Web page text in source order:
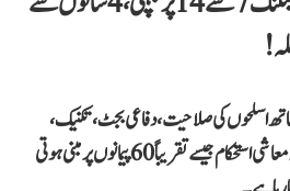
اسلحوں کی صلاحیت، دفاعی بجٹ، تکنیک،
لاجسٹک سپورٹ، فضائیہ، بحریہ اور معاشی استحکام جیسے تقریباً 60 پیمانوں پر مبنی ہوتی